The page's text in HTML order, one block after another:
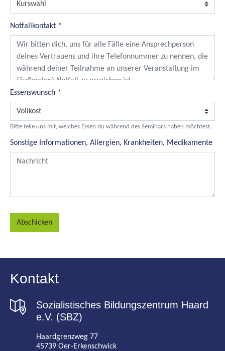
Notfallkontakt *
Essenswunsch *
Bitte teile uns mit, welches Essen du während des Seminars haben möchtest.
Sonstige Informationen, Allergien, Krankheiten, Medikamente
Abschicken
Kontakt
Sozialistisches Bildungszentrum Haard
e.V. (SBZ)
Haardgrenzweg 77
45739 Oer-Erkenschwick